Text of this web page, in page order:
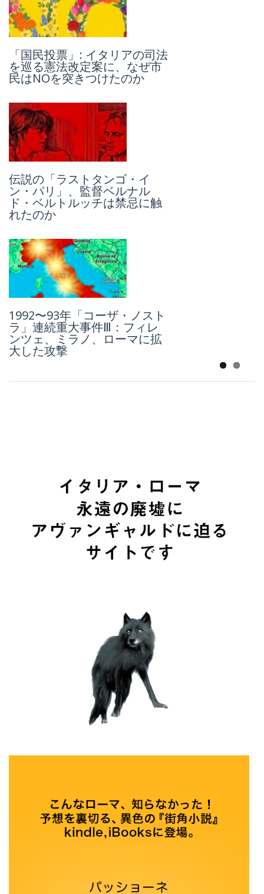
「国民投票」: イタリアの司法
を巡る憲法改定案に、なぜ市
民はNOを突きつけたのか
伝説の「ラストタンゴ・イ
ン・パリ」、監督ベルナル
ド・ベルトルッチは禁忌に触
れたのか
1992〜93年「コーザ・ノスト
ラ」連続重大事件Ⅲ：フィレ
ンツェ、ミラノ、ローマに拡
大した攻撃
1992～93年、「コーザ・ノス
トラ」連続重大事件 I：ジョ
ヴァンニ・ファルコーネの場
合
合法か違法か、既成概念と対
峙しながら、街角に大胆にひ
しめくイタリアのグラフィテ
ィとは
「コーザ・ノストラ」とジョ
ヴァンニ・ファルコーネ、史
上初のマキシ・プロチェッソ
（大裁判）